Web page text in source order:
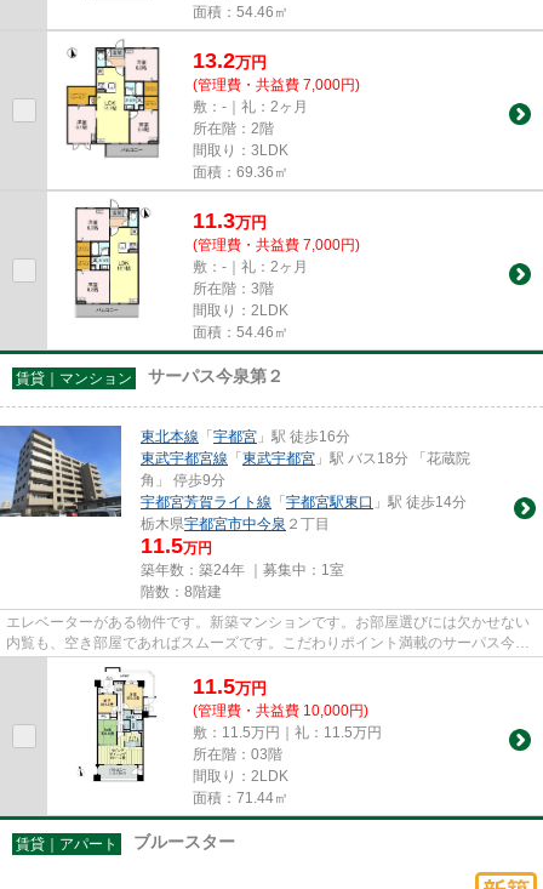
面積：54.46㎡
13.2万円
(管理費・共益費 7,000円)
敷：-｜礼：2ヶ月
所在階：2階
間取り：3LDK
面積：69.36㎡
11.3万円
(管理費・共益費 7,000円)
敷：-｜礼：2ヶ月
所在階：3階
間取り：2LDK
面積：54.46㎡
賃貸｜マンション サーパス今泉第２
東北本線 「宇都宮 」駅 徒歩16分
東武宇都宮線 「東武宇都宮 」駅 バス18分 「花蔵院
角」 停歩9分
宇都宮芳賀ライト線 「宇都宮駅東口 」駅 徒歩14分
栃木県宇都宮市中今泉 ２丁目
11.5万円
築年数：築24年 ｜募集中： 1室
階数：8階建
エレベーターがある物件です。新築マンションです。お部屋選びには欠かせない
内覧も、空き部屋であればスムーズです。こだわりポイント満載のサーパス今泉
第2。宇都宮市エリアや宇都宮...
11.5万円
(管理費・共益費 10,000円)
敷：11.5万円｜礼：11.5万円
所在階：03階
間取り：2LDK
面積：71.44㎡
賃貸｜アパート ブルースター